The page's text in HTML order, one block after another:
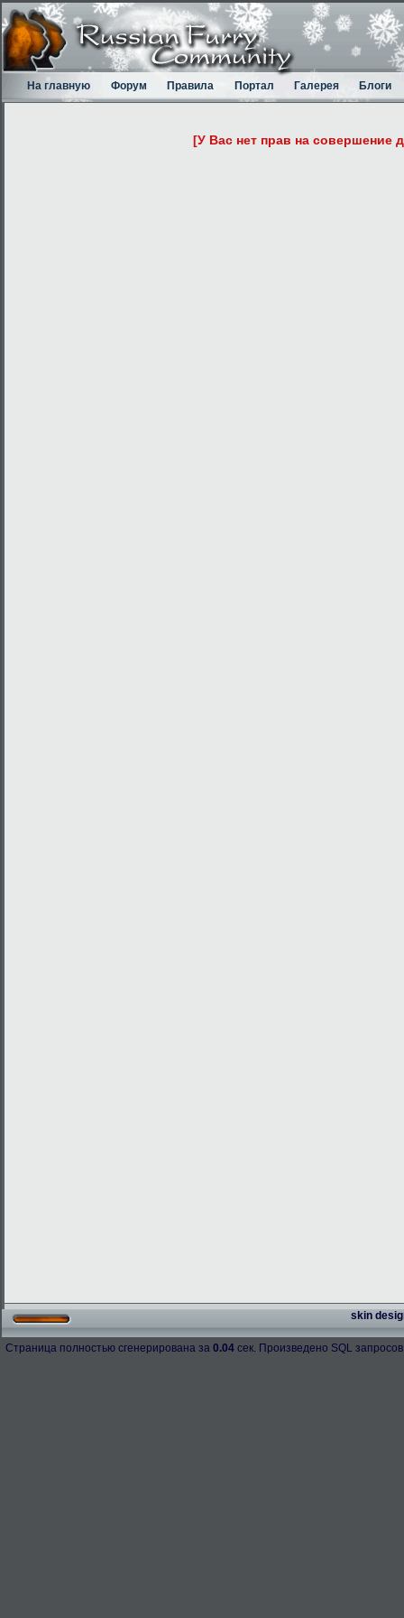
На главную Форум Правила Портал Галерея Блоги
[У Вас нет прав на совершение
skin
Страница полностью сгенерирована за 0.04 сек. Произведено SQL